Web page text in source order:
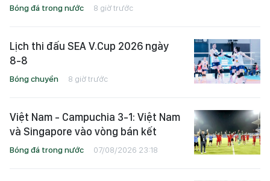
Bóng đá trong nước 8 giờ trước
Lịch thi đấu SEA V.Cup 2026 ngày
8-8
Bóng chuyền 8 giờ trước
Việt Nam - Campuchia 3-1: Việt Nam
và Singapore vào vòng bán kết
Bóng đá trong nước 07/08/2026 23:18